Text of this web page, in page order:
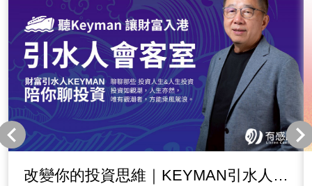
改變你的投資思維｜KEYMAN引水人會